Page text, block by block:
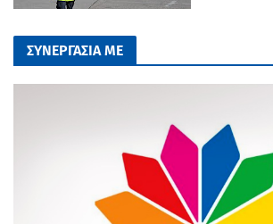
ΣΥΝΕΡΓΑΣΙΑ ΜΕ